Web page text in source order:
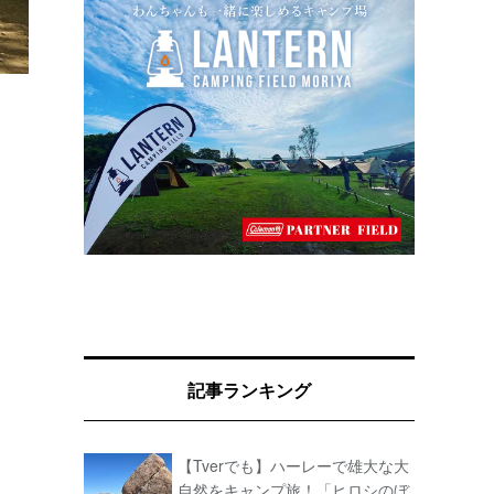
記事ランキング
【Tverでも】ハーレーで雄大な大